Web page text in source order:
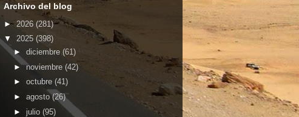
Archivo del blog
► 2026 (281)
▼ 2025 (398)
► diciembre (61)
►noviembre (42)
► octubre (41)
► agosto(26)
► julio (95)